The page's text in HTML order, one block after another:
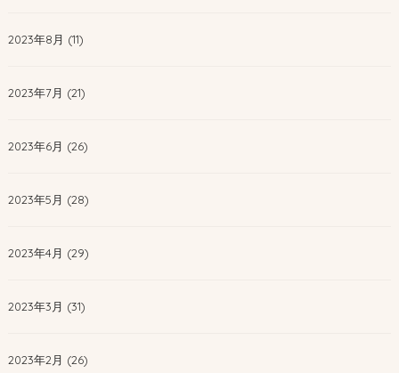
2023年8月 (11)
2023年7月 (21)
2023年6月 (26)
2023年5月 (28)
2023年4月 (29)
2023年3月 (31)
2023年2月 (26)